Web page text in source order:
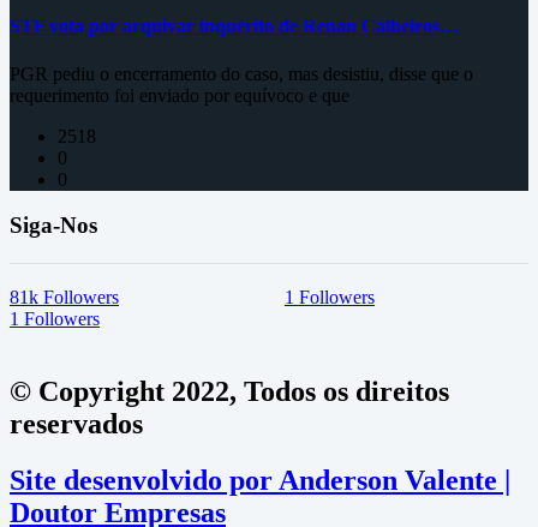
STF vota por arquivar inquérito de Renan Calheiros…
PGR pediu o encerramento do caso, mas desistiu, disse que o
requerimento foi enviado por equívoco e que
2518
0
0
Siga-Nos
81k Followers 1 Followers
1 Followers
© Copyright 2022, Todos os direitos
reservados
Site desenvolvido por Anderson Valente |
Doutor Empresas